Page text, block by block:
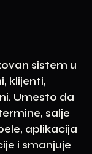
sistem u
klijenti,
Umesto da
salje
aplikacija
i smanjuje